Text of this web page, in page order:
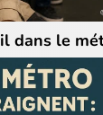
dans le